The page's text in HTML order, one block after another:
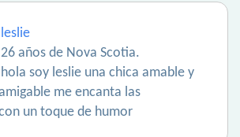
leslie
26 años de Nova Scotia.
hola soy leslie una chica amable y
me encanta las
un toque de humor